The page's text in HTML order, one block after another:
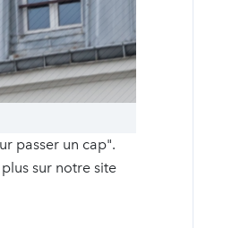
passer un cap".
sur notre site